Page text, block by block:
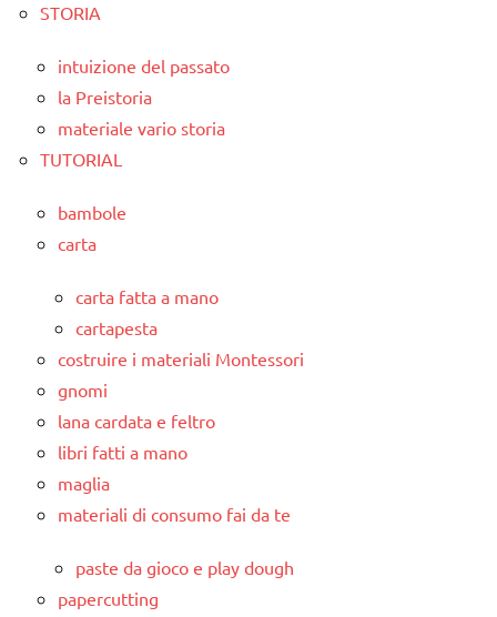
STORIA
intuizione del passato
la Preistoria
materiale vario storia
TUTORIAL
bambole
carta
carta fatta a mano
cartapesta
costruire i materiali Montessori
gnomi
lana cardata e feltro
libri fatti a mano
maglia
materiali di consumo fai da te
paste da gioco e play dough
papercutting